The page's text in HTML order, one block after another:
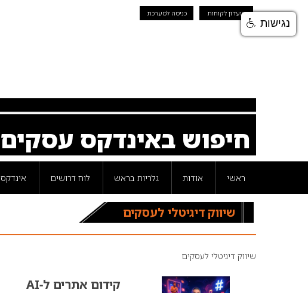
מועדון לקוחות כניסה למערכת
חיפוש באינדקס עסקים
ראשי אודות גלריות בראש לוח דרושים אינדקס
שיווק דיגיטלי לעסקים
שיווק דיגיטלי לעסקים
קידום אתרים ל‑AI
נגישות